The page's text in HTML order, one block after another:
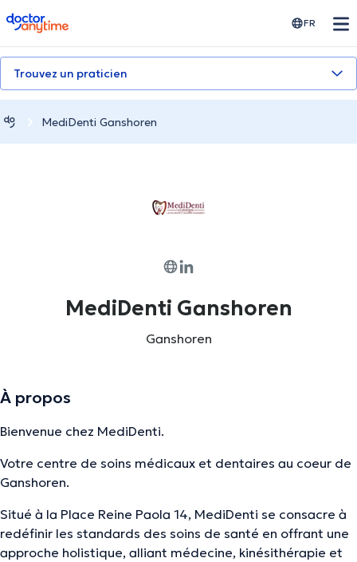
doctoranytime FR
Trouvez un praticien
MediDenti Ganshoren
MediDenti Ganshoren
Ganshoren
À propos
Bienvenue chez MediDenti.
Votre centre de soins médicaux et dentaires au coeur de
Ganshoren.
Situé à la Place Reine Paola 14, MediDenti se consacre à
redéfinir les standards des soins de santé en offrant une
approche holistique, alliant médecine, kinésithérapie et